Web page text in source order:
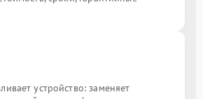
устройство: заменяет